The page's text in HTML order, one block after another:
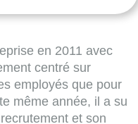
en 2011 avec
centré sur
employés que pour
même année, il a su
et son